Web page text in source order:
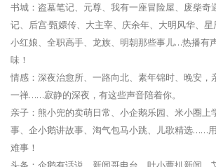
书城：盗墓笔记、元尊、我有一座冒险屋、废柴奇
记、后宫·甄嬛传、大主宰、庆余年、大明风华、
小红娘、全职高手、龙族、明朝那些事儿…热播有
味！
情感：深夜治愈所、一路向北、素年锦时、晚安，
一禅……寂静的深夜，有这些声音陪着你。
亲子：熊小兜的卖萌日常、小企鹅乐园、米小圈上
事、企小鹅讲故事、淘气包马小跳、儿歌精选……
难事！